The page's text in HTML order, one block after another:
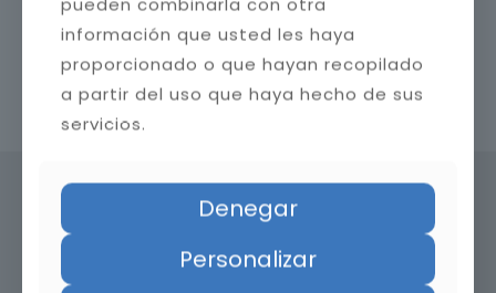
Contacta con nosotros
Precio de reformar el baño en
información que usted les haya
proporcionado o que hayan recopilado
a partir del uso que haya hecho de sus
servicios.
Denegar
Personalizar